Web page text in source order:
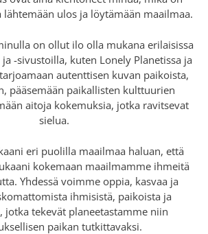
ulos ja löytämään maailmaa.
on ollut ilo olla mukana erilaisissa
-sivustoilla, kuten Lonely Planetissa ja
autenttisen kuvan paikoista,
pääsemään paikallisten kulttuurien
aitoja kokemuksia, jotka ravitsevat
sielua.
eri puolilla maailmaa haluan, että
kokemaan maailmamme ihmeitä
Yhdessä voimme oppia, kasvaa ja
ihmisistä, paikoista ja
jotka tekevät planeetastamme niin
paikan tutkittavaksi.